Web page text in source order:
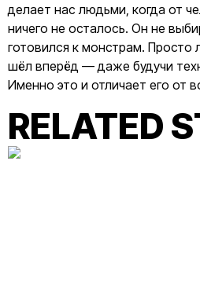
делает нас людьми, когда от
ничего не осталось. Он не
готовился к монстрам.
шёл вперёд — даже будучи
Именно это и отличает его от
RELATED